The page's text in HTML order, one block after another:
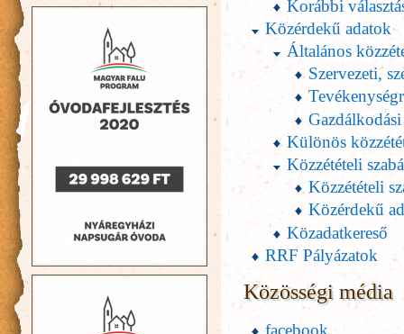
Korábbi
Közérdekű adatok
Általános
Szervezeti,
Különös
Közzétételi
Közzétételi
Közérdekű
Közadatkereső
RRF Pályázatok
Közösségi média
facebook